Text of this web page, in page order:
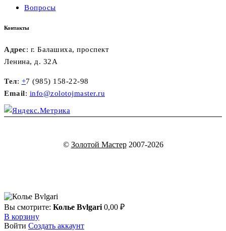
Вопросы
Контакты
Адрес: г. Балашиха, проспект
Ленина, д. 32А
Тел: +7 (985) 158-22-98
Email: info@zolotojmaster.ru
© Золотой Мастер2007-2026
Вы смотрите: Колье Bvlgari 0,00 ₽
В корзину
Войти Создать аккаунт